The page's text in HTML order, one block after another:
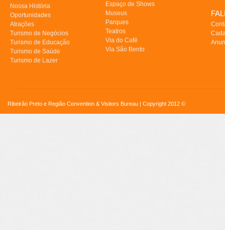
Nossa História
Oportunidades
Atrações
Turismo de Negócios
Turismo de Educação
Turismo de Saúde
Turismo de Lazer
Espaço de Shows
Museus
Parques
Teatros
Via do Café
Via São Bento
Ribeirão Preto e Região Convention & Visitors Bureau | Copyright 2012 ©